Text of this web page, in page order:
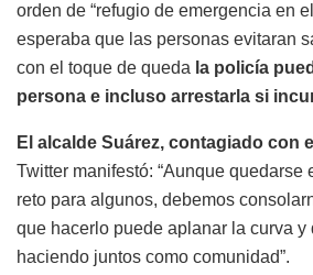
orden de “refugio de emergencia en
esperaba que las personas evitaran
con el toque de queda la policía
persona e incluso arrestarla si
El alcalde Suárez, contagiado con
Twitter manifestó: “Aunque quedarse
reto para algunos, debemos
que hacerlo puede aplanar la curva y
haciendo juntos como comunidad”.